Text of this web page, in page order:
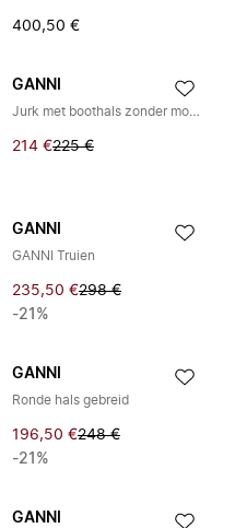
400,50 €
GANNI
Jurk met boothals zonder mouwen
214 €225 €
GANNI
GANNI Truien
235,50 €298 €
-21%
GANNI
Ronde hals gebreid
196,50 €248 €
-21%
GANNI